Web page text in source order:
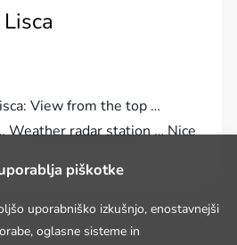
View from the top …
Weather radar station … Nice
piškotke
uporabniško izkušnjo, enostavnejši
oglasne sisteme in